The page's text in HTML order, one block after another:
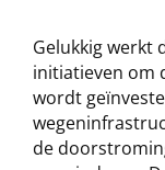
Gelukkig werkt
initiatieven om
wordt
de